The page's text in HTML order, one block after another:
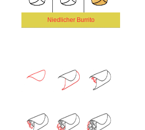
Niedlicher Burrito